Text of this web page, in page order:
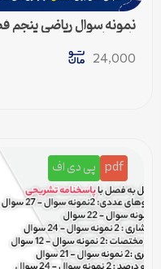
24,000
pdf پی دی اف